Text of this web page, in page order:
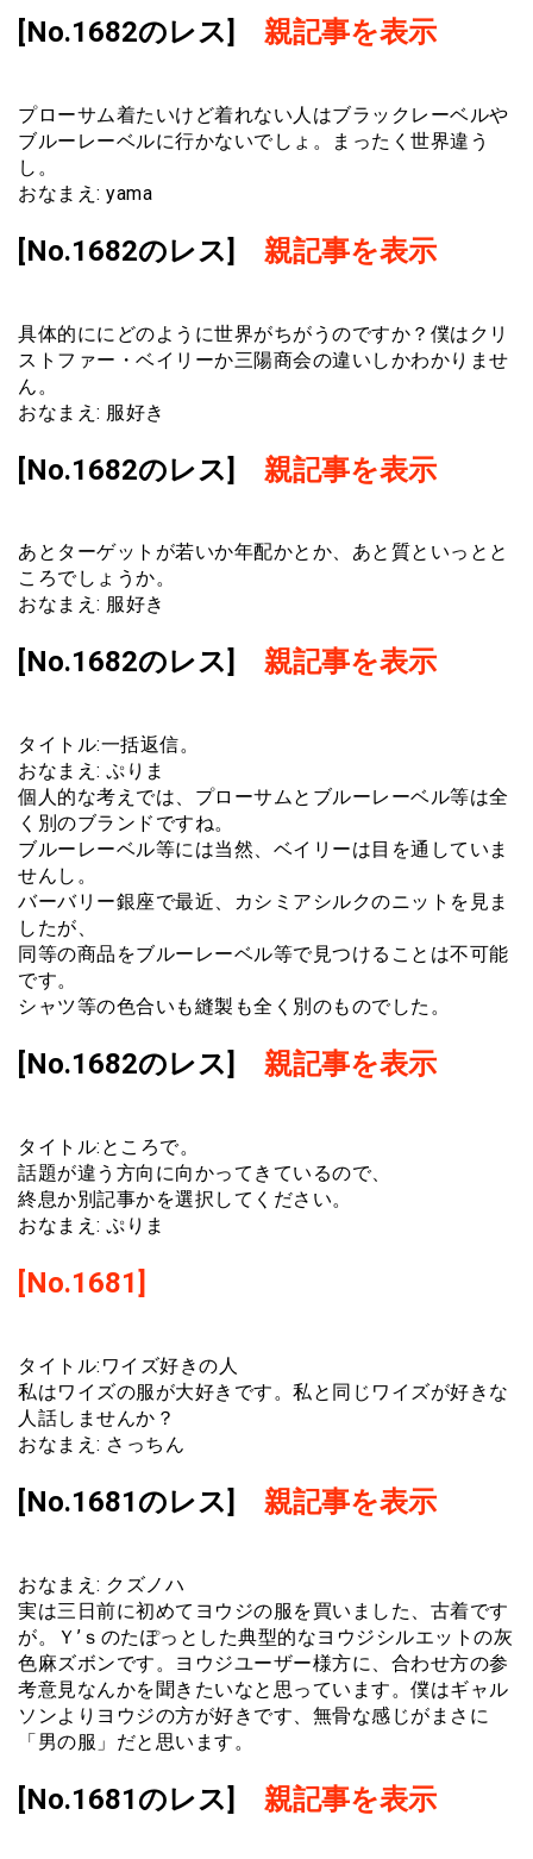
[No.1682のレス] 親記事を表示
プローサム着たいけど着れない人はブラックレーベルや
ブルーレーベルに行かないでしょ。まったく世界違う
し。
おなまえ: yama
[No.1682のレス] 親記事を表示
具体的ににどのように世界がちがうのですか？僕はクリ
ストファー・ベイリーか三陽商会の違いしかわかりませ
ん。
おなまえ: 服好き
[No.1682のレス] 親記事を表示
あとターゲットが若いか年配かとか、あと質といっとと
ころでしょうか。
おなまえ: 服好き
[No.1682のレス] 親記事を表示
タイトル:一括返信。
おなまえ: ぷりま
個人的な考えでは、プローサムとブルーレーベル等は全
く別のブランドですね。
ブルーレーベル等には当然、ベイリーは目を通していま
せんし。
バーバリー銀座で最近、カシミアシルクのニットを見ま
したが、
同等の商品をブルーレーベル等で見つけることは不可能
です。
シャツ等の色合いも縫製も全く別のものでした。
[No.1682のレス] 親記事を表示
タイトル:ところで。
話題が違う方向に向かってきているので、
終息か別記事かを選択してください。
おなまえ: ぷりま
[No.1681]
タイトル:ワイズ好きの人
私はワイズの服が大好きです。私と同じワイズが好きな
人話しませんか？
おなまえ: さっちん
[No.1681のレス] 親記事を表示
おなまえ: クズノハ
実は三日前に初めてヨウジの服を買いました、古着です
が。Ｙ’ｓのたぽっとした典型的なヨウジシルエットの灰
色麻ズボンです。ヨウジユーザー様方に、合わせ方の参
考意見なんかを聞きたいなと思っています。僕はギャル
ソンよりヨウジの方が好きです、無骨な感じがまさに
「男の服」だと思います。
[No.1681のレス] 親記事を表示